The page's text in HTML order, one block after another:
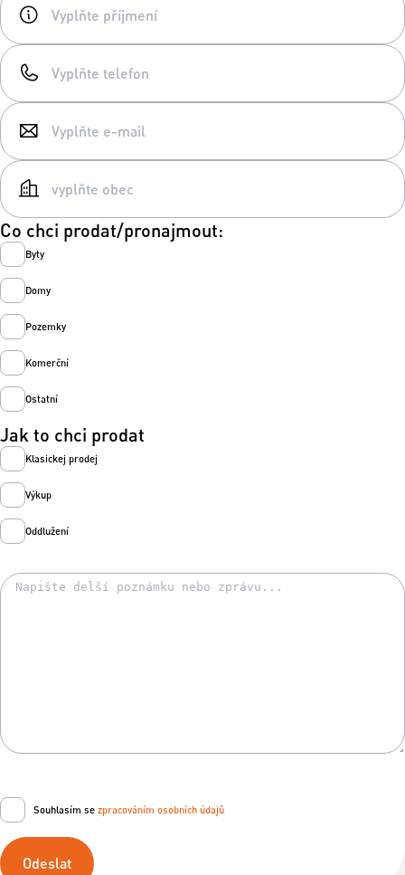
Co chci prodat/pronajmout:
Byty
Domy
Pozemky
Komerční
Ostatní
Jak to chci prodat
Klasickej prodej
Výkup
Oddlužení
Souhlasím se zpracováním osobních údajů
Odeslat